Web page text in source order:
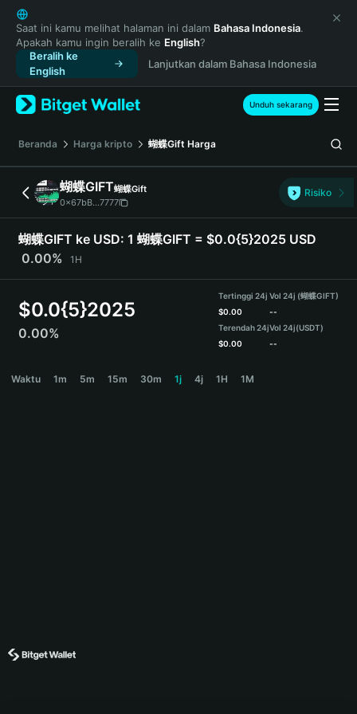
English
日本語
Tiếng Việt
Русский
Español (Latinoamérica)
Türkçe
Français
Deutsch
简体中文
繁體中文
Português (Portugal)
Bahasa Indonesia
ภาษาไทย
हिन्दी
Español
Português (Brasil)
Saat ini kamu melihat halaman ini dalam Bahasa Indonesia.
Apakah kamu ingin beralih ke English?
Beralih ke
English
Lanjutkan dalam Bahasa Indonesia
Unduh sekarang
Beranda Harga kripto 蝴蝶Gift Harga
蝴蝶GIFT蝴蝶Gift
0x67bB...7777
Risiko
蝴蝶GIFT ke USD: 1 蝴蝶GIFT = $0.0{5}2025 USD
0.00%
1H
$0.0{5}2025
0.00%
Tertinggi 24j
$0.00
Terendah 24j
$0.00
Vol 24j (蝴蝶GIFT)
--
Vol 24j(USDT)
--
Waktu 1m 5m 15m 30m 1j 4j 1H 1M